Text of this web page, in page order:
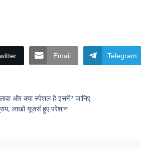
Email Telegram
और क्या स्पेशल है इसमें? जानिए
लाखों यूजर्स हुए परेशान